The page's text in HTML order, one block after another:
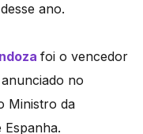
ano.
foi o vencedor
no
Ministro da